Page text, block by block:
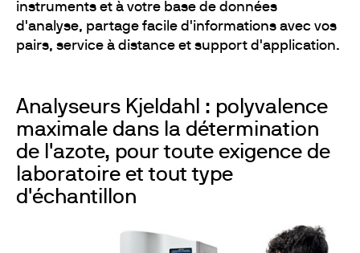
instruments et à votre base de données
d'analyse, partage facile d'informations avec vos
pairs, service à distance et support d'application.
Analyseurs Kjeldahl : polyvalence
maximale dans la détermination
de l'azote, pour toute exigence de
laboratoire et tout type
d'échantillon